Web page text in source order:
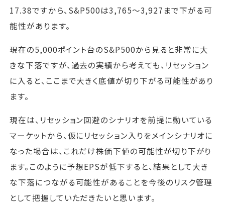
17.38ですから、S&P500は3,765～3,927まで下がる可
能性があります。
現在の5,000ポイント台のS&P500から見ると非常に大
きな下落ですが、過去の実績から考えても、リセッション
に入ると、ここまで大きく底値が切り下がる可能性があり
ます。
現在は、リセッション回避のシナリオを前提に動いている
マーケットから、仮にリセッション入りをメインシナリオに
なった場合は、これだけ株価下値の可能性が切り下がり
ます。このように予想EPSが低下すると、結果として大き
な下落につながる可能性があることを今後のリスク管理
として把握していただきたいと思います。